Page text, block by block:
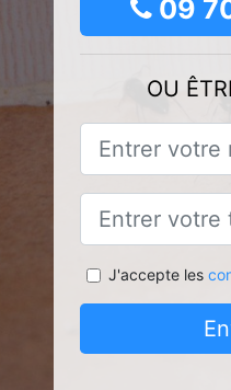
09
OU
J'accepte les